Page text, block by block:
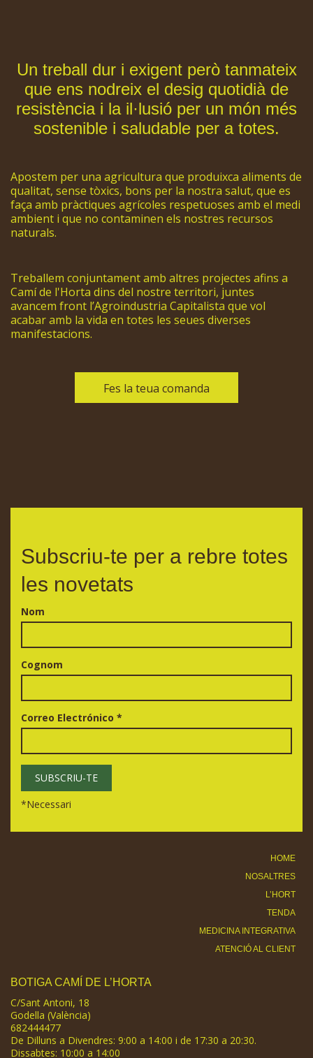
Un treball dur i exigent però tanmateix
que ens nodreix el desig quotidià de
resistència i la il·lusió per un món més
sostenible i saludable per a totes.
Apostem per una agricultura que produixca aliments de
qualitat, sense tòxics, bons per la nostra salut, que es
faça amb pràctiques agrícoles respetuoses amb el medi
ambient i que no contaminen els nostres recursos
naturals.
Treballem conjuntament amb altres projectes afins a
Camí de l'Horta dins del nostre territori, juntes
avancem front l’Agroindustria Capitalista que vol
acabar amb la vida en totes les seues diverses
manifestacions.
Fes la teua comanda
Subscriu-te per a rebre totes
les novetats
Nom
Cognom
Correo Electrónico *
*Necessari
HOME
NOSALTRES
L’HORT
TENDA
MEDICINA INTEGRATIVA
ATENCIÓ AL CLIENT
BOTIGA CAMÍ DE L’HORTA
C/Sant Antoni, 18
Godella (València)
682444477
De Dilluns a Divendres: 9:00 a 14:00 i de 17:30 a 20:30.
Dissabtes: 10:00 a 14:00